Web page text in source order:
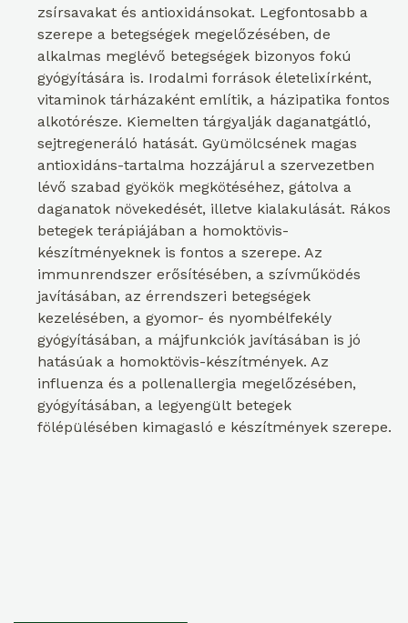
zsírsavakat és antioxidánsokat. Legfontosabb a
szerepe a betegségek megelőzésében, de
alkalmas meglévő betegségek bizonyos fokú
gyógyítására is. Irodalmi források életelixírként,
vitaminok tárházaként említik, a házipatika fontos
alkotórésze. Kiemelten tárgyalják daganatgátló,
sejtregeneráló hatását. Gyümölcsének magas
antioxidáns-tartalma hozzájárul a szervezetben
lévő szabad gyökök megkötéséhez, gátolva a
daganatok növekedését, illetve kialakulását. Rákos
betegek terápiájában a homoktövis-
készítményeknek is fontos a szerepe. Az
immunrendszer erősítésében, a szívműködés
javításában, az érrendszeri betegségek
kezelésében, a gyomor- és nyombélfekély
gyógyításában, a májfunkciók javításában is jó
hatásúak a homoktövis-készítmények. Az
influenza és a pollenallergia megelőzésében,
gyógyításában, a legyengült betegek
fölépülésében kimagasló e készítmények szerepe.